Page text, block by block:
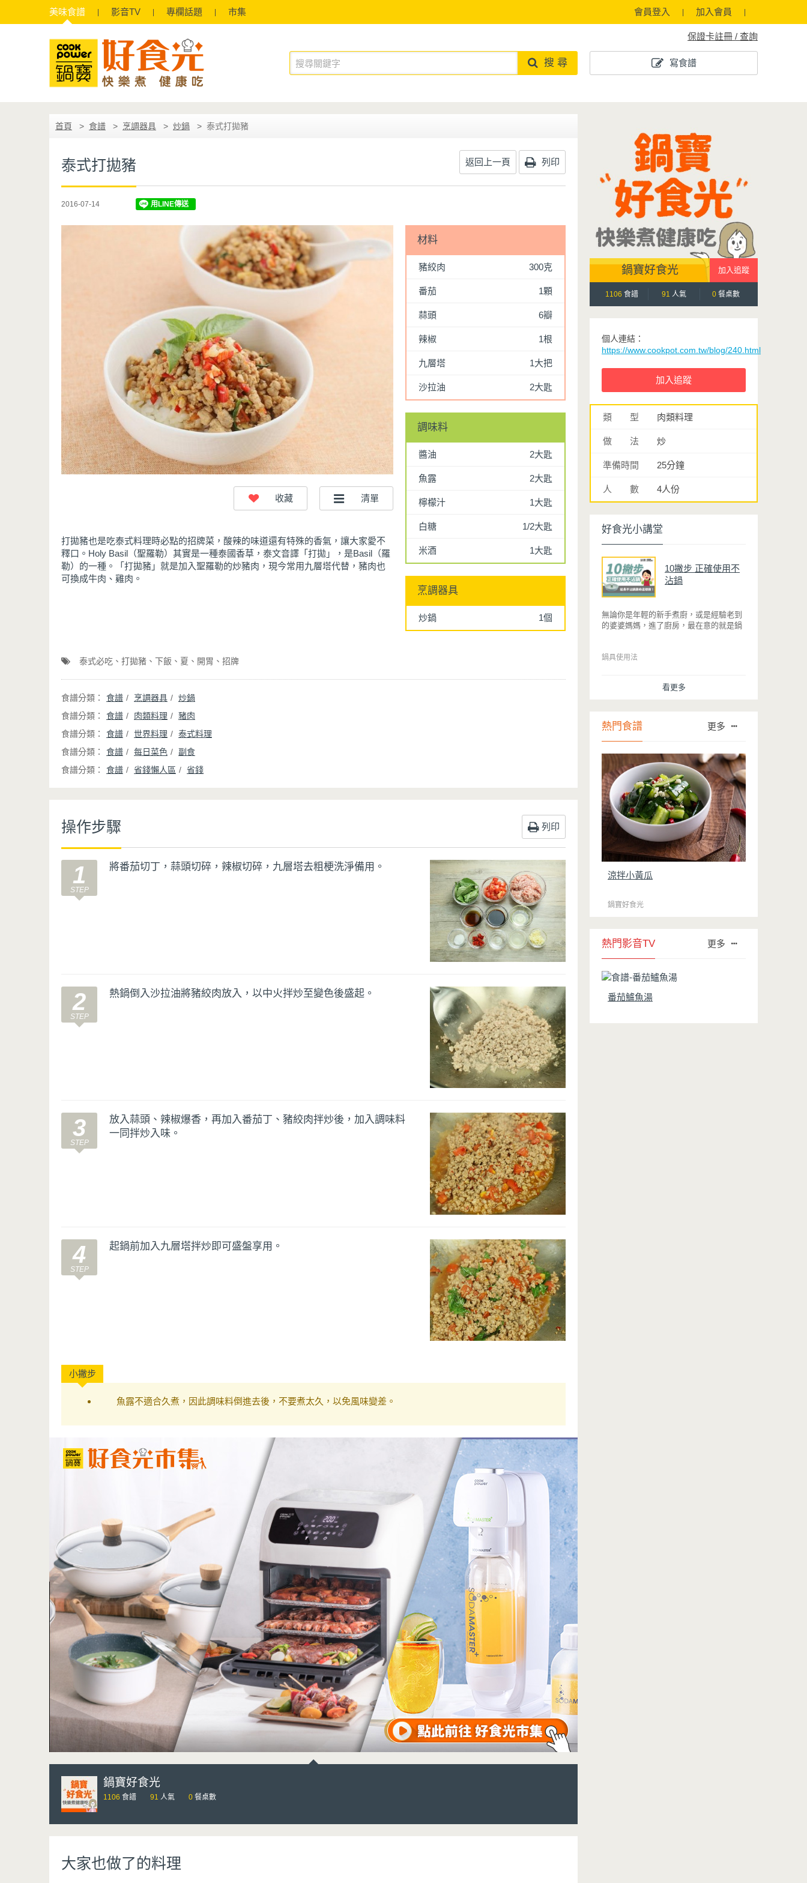
美味食譜 影音TV 專欄話題 市集 會員登入 加入會員
保證卡註冊 / 查詢
寫食譜
搜 尋
首頁 食譜 烹調器具 炒鍋 泰式打拋豬
泰式打拋豬 返回上一頁 列印
2016-07-14
打拋豬也是吃泰式料理時必點的招牌菜，酸辣的味道還有特殊的香氣，讓大家愛不
釋口。Holy Basil（聖羅勒）其實是一種泰國香草，泰文音譯「打拋」，是Basil（羅
勒）的一種。「打拋豬」就是加入聖羅勒的炒豬肉，現今常用九層塔代替，豬肉也
可換成牛肉、雞肉。
材料
豬絞肉 300克
番茄 1顆
蒜頭 6瓣
辣椒 1根
九層塔 1大把
沙拉油 2大匙
調味料
醬油 2大匙
魚露 2大匙
檸檬汁 1大匙
白糖 1/2大匙
米酒 1大匙
烹調器具
炒鍋 1個
泰式必吃 打拋豬 下飯 夏 開胃 招牌
食譜 烹調器具
炒鍋
食譜
肉類料理
豬肉
食譜
世界料理
泰式料理
食譜
每日菜色
副食
食譜
省錢懶人區 省錢
操作步驟 列印
1 將番茄切丁，蒜頭切碎，辣椒切碎，九層塔去粗梗洗淨備用。
2 熱鍋倒入沙拉油將豬絞肉放入，以中火拌炒至變色後盛起。
3
放入蒜頭、辣椒爆香，再加入番茄丁、豬絞肉拌炒後，加入調味料
一同拌炒入味。
4 起鍋前加入九層塔拌炒即可盛盤享用。
魚露不適合久煮，因此調味料倒進去後，不要煮太久，以免風味變差。
鍋寶好食光
1106 食譜 91 人氣 0 餐桌數
大家也做了的料理
鍋寶好食光
1106 食譜 91 人氣 0 餐桌數
個人連結：
https://www.cookpot.com.tw/blog/240.html
類 型 肉類料理
做 法 炒
準備時間 25分鐘
人 數 4人份
好食光小講堂
10撇步 正確使用不
沾鍋
無論你是年輕的新手煮廚，或是經驗老到
的婆婆媽媽，進了廚房，最在意的就是鍋
的問題後，就深受普羅大眾的喜愛，而鍋
金鑽不沾系列的鍋具，更年年穩居銷售排
您！
鍋具使用法
看更多
熱門食譜 更多
涼拌小黃瓜
鍋寶好食光
熱門影音TV 更多
番茄鱸魚湯